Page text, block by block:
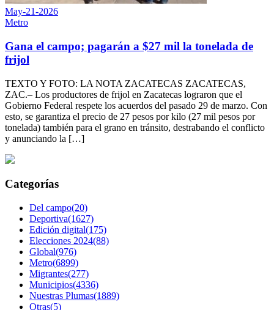
May-21-2026
Metro
Gana el campo; pagarán a $27 mil la tonelada de
frijol
TEXTO Y FOTO: LA NOTA ZACATECAS ZACATECAS,
ZAC.– Los productores de frijol en Zacatecas lograron que el
Gobierno Federal respete los acuerdos del pasado 29 de marzo. Con
esto, se garantiza el precio de 27 pesos por kilo (27 mil pesos por
tonelada) también para el grano en tránsito, destrabando el conflicto
y anunciando la […]
Categorías
Del campo(20)
Deportiva(1627)
Edición digital(175)
Elecciones 2024(88)
Global(976)
Metro(6899)
Migrantes(277)
Municipios(4336)
Nuestras Plumas(1889)
Otras(5)